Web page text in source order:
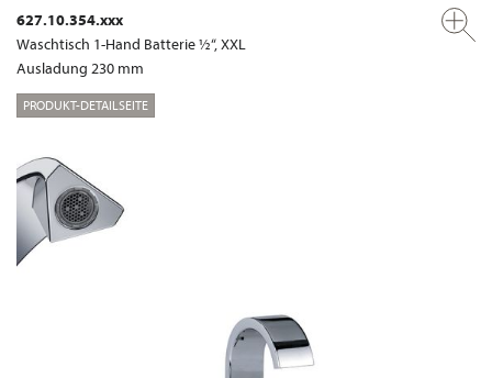
627.10.354.xxx
Waschtisch 1-Hand Batterie ½“, XXL
Ausladung 230 mm
PRODUKT-DETAILSEITE